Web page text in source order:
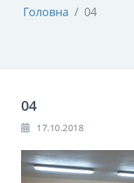
Головна / 04
04
17.10.2018